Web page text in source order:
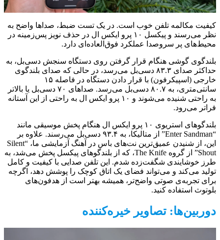
کیفیت مکالمه تلفن خوب است. در یک تست ضبط، صداها واضح به
نظر می‌رسند و پیکسل ۱۰ پرو ایکس ال در حذف نویز پس‌زمینه در
محیط‌های پر سروصدا عملکرد فوق‌العاده‌ای دارد.
بلندگوی گوشی هنگام قرار گرفتن روی دستگاه سنجش دسی‌بل، به
حداکثر صدای ۸۳.۳ دسی‌بل می‌رسد، در حالی که صدای بلندگوی
خارجی (اسپیکرفون) با قرار دادن دستگاه در فاصله ۱۵
سانتی‌متری، به ۸۰.۷ دسی‌بل می‌رسد. صداهای ۷۰ دسی‌بل یا بالاتر
به راحتی شنیده می‌شوند و ۱۰ پرو ایکس ال به راحتی از این آستانه
فراتر می‌رود.
بلندگوهای استریوی ۱۰ پرو ایکس ال هنگام پخش موسیقی مانند
“Enter Sandman” از متالیکا، به ۹۳.۴ دسی‌بل می‌رسند. علاوه بر
این، از شنیدن عمیق‌ترین نت‌های باس در آهنگ آزمایشی ما، “Silent
Shout” از گروه The Knife، که از بلندگوهای پیکسل پخش می‌شد، به
طرز خوشایندی شگفت‌زده شدم. این تلفن صدایی با کیفیت و کامل
تولید می‌کند و می‌تواند فضای یک اتاق کوچک را پوشش دهد، اگرچه
برای تجربه‌ی صوتی واضح‌تر، همیشه بهتر است از هدفون‌های
بلوتوث استفاده کنید.
دوربین‌ها: تصاویر خیره‌کننده